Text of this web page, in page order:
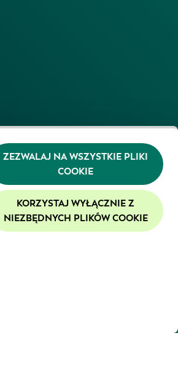
ZEZWALAJ NA WSZYSTKIE PLIKI
COOKIE
KORZYSTAJ WYŁĄCZNIE Z
NIEZBĘDNYCH PLIKÓW COOKIE